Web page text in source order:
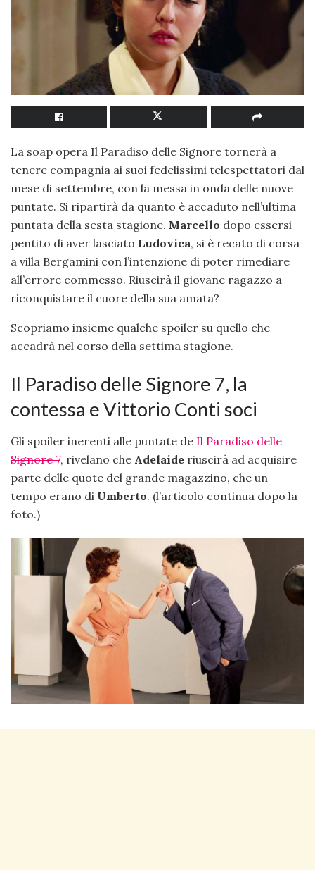
La soap opera Il Paradiso delle Signore tornerà a
tenere compagnia ai suoi fedelissimi telespettatori dal
mese di settembre, con la messa in onda delle nuove
puntate. Si ripartirà da quanto è accaduto nell’ultima
puntata della sesta stagione. Marcello dopo essersi
pentito di aver lasciato Ludovica, si è recato di corsa
a villa Bergamini con l’intenzione di poter rimediare
all’errore commesso. Riuscirà il giovane ragazzo a
riconquistare il cuore della sua amata?
Scopriamo insieme qualche spoiler su quello che
accadrà nel corso della settima stagione.
Il Paradiso delle Signore 7, la
contessa e Vittorio Conti soci
Gli spoiler inerenti alle puntate de Il Paradiso delle
Signore 7, rivelano che Adelaide riuscirà ad acquisire
parte delle quote del grande magazzino, che un
tempo erano di Umberto. (l’articolo continua dopo la
foto.)